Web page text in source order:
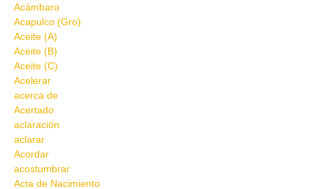
Acámbaro
Acapulco (Gro)
Aceite (A)
Aceite (B)
Aceite (C)
Acelerar
acerca de
Acertado
aclaración
aclarar
Acordar
acostumbrar
Acta de Nacimiento